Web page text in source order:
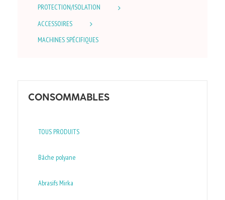
PROTECTION/ISOLATION
ACCESSOIRES
MACHINES SPÉCIFIQUES
CONSOMMABLES
TOUS PRODUITS
Bâche polyane
Abrasifs Mirka